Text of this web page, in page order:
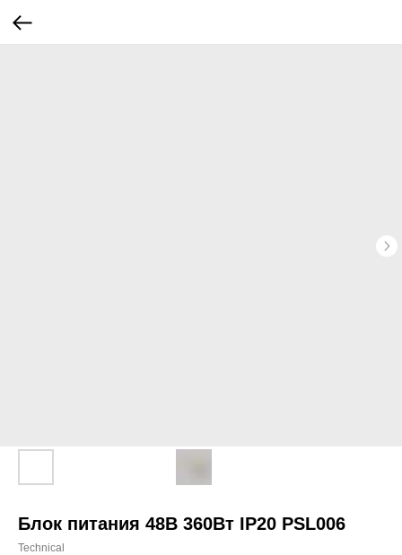
Блок питания 48В 360Вт IP20 PSL006
Technical